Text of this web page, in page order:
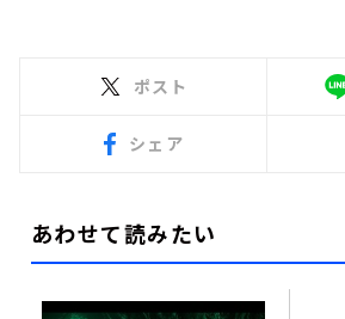
ポスト
シェア
あわせて読みたい